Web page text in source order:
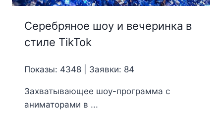
Серебряное шоу и вечеринка в
стиле TikTok
Показы: 4348 | Заявки: 84
Захватывающее шоу-программа с
аниматорами в ...